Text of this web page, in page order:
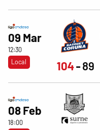
09 Mar
12:30
Local
104 89
08 Feb
18:00